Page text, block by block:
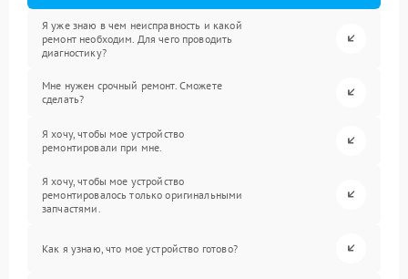
Я уже знаю в чем неисправность и какой
ремонт необходим. Для чего проводить
диагностику?
Мне нужен срочный ремонт. Сможете
сделать?
Я хочу, чтобы мое устройство
ремонтировали при мне.
Я хочу, чтобы мое устройство
ремонтировалось только оригинальными
запчастями.
Как я узнаю, что мое устройство готово?